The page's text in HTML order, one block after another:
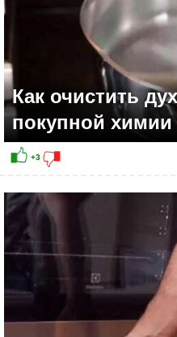
Как очистить
покупной химии